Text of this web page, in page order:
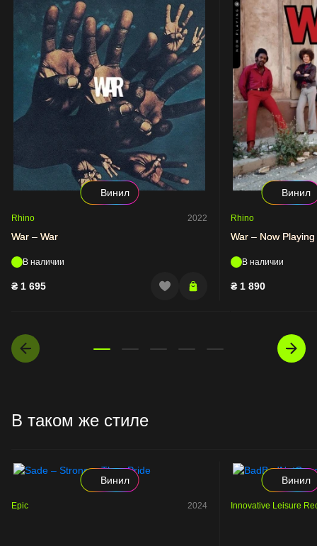
Винил
Rhino 2022
War – War
В наличии
₴ 1 695
Винил
Rhino
War – Now Playing
В наличии
₴ 1 890
В таком же стиле
Винил
Epic 2024
Винил
Innovative Leisure